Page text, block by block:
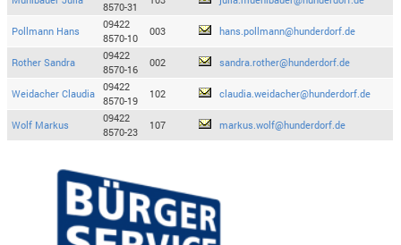
8570-31
Pollmann Hans
09422
8570-10
003 hans.pollmann@hunderdorf.de
Rother Sandra
09422
8570-16
002 sandra.rother@hunderdorf.de
Weidacher Claudia
09422
8570-19
102 claudia.weidacher@hunderdorf.de
Wolf Markus
09422
8570-23
107 markus.wolf@hunderdorf.de